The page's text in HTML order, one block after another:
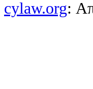
cylaw.org: